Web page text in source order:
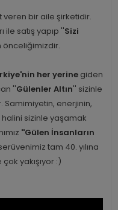
veren bir aile şirketidir.
satış yapıp ''Sizi
önceliğimizdir.
her yerinegiden
''Gülenler Altın'' sizinle
enerjinin,
sizinle yaşamak
''Gülen İnsanların
tam 40. yılına
yakışıyor :)